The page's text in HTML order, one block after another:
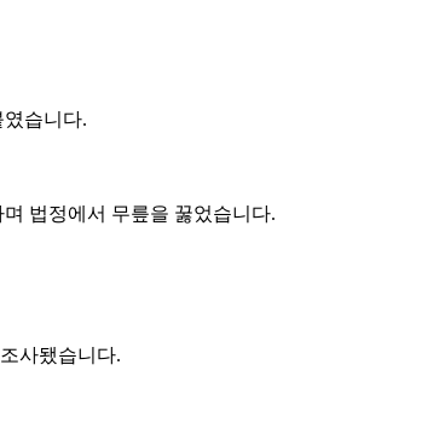
습니다.
법정에서 무릎을 꿇었습니다.
사됐습니다.